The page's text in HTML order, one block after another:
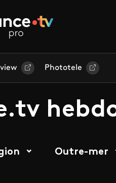
Phototele
Outre-mer